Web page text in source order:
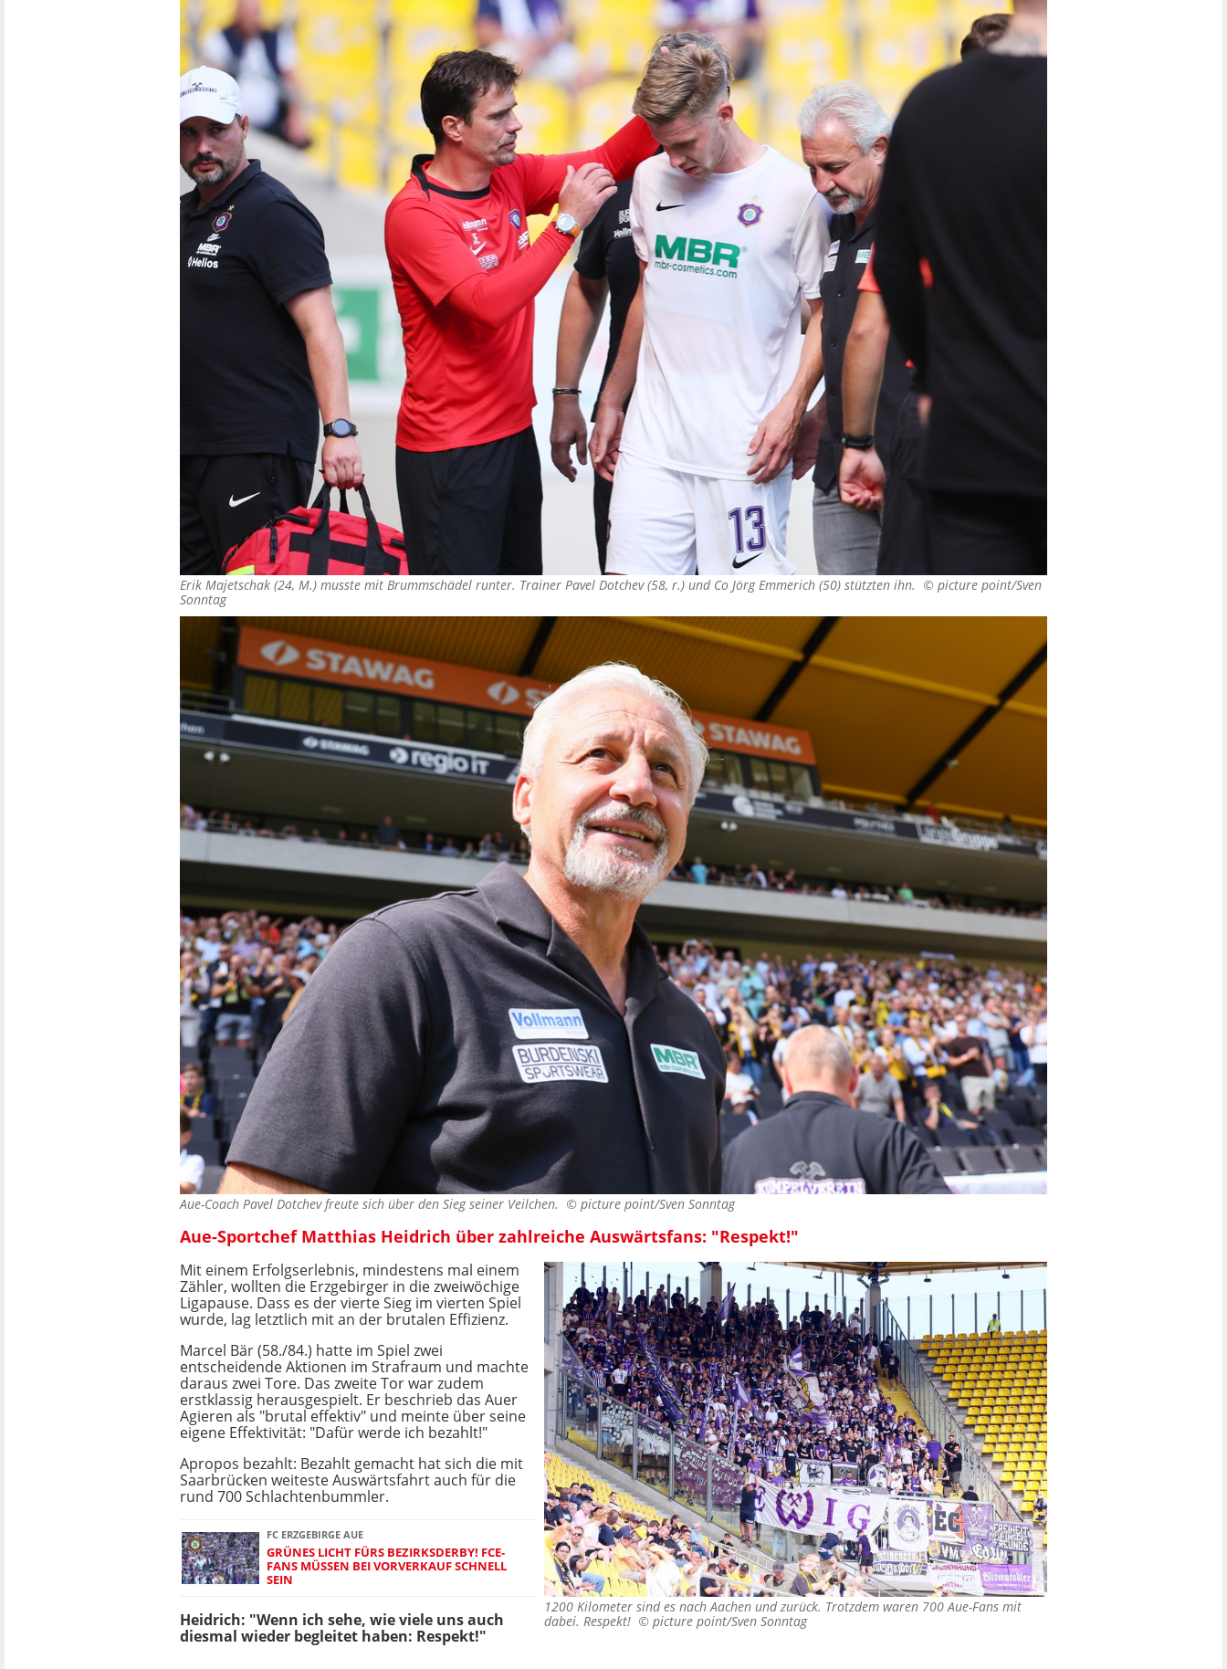
Erik Majetschak (24, M.) musste mit Brummschädel runter. Trainer Pavel Dotchev (58, r.) und Co Jörg Emmerich (50) stützten ihn. © picture point/Sven
Sonntag
Aue-Coach Pavel Dotchev freute sich über den Sieg seiner Veilchen. © picture point/Sven Sonntag
Aue-Sportchef Matthias Heidrich über zahlreiche Auswärtsfans: "Respekt!"
1200 Kilometer sind es nach Aachen und zurück. Trotzdem waren 700 Aue-Fans mit
dabei. Respekt! © picture point/Sven Sonntag
Mit einem Erfolgserlebnis, mindestens mal einem
Zähler, wollten die Erzgebirger in die zweiwöchige
Ligapause. Dass es der vierte Sieg im vierten Spiel
wurde, lag letztlich mit an der brutalen Effizienz.
Marcel Bär (58./84.) hatte im Spiel zwei
entscheidende Aktionen im Strafraum und machte
daraus zwei Tore. Das zweite Tor war zudem
erstklassig herausgespielt. Er beschrieb das Auer
Agieren als "brutal effektiv" und meinte über seine
eigene Effektivität: "Dafür werde ich bezahlt!"
Apropos bezahlt: Bezahlt gemacht hat sich die mit
Saarbrücken weiteste Auswärtsfahrt auch für die
rund 700 Schlachtenbummler.
FC ERZGEBIRGE AUE
GRÜNES LICHT FÜRS BEZIRKSDERBY! FCE-
FANS MÜSSEN BEI VORVERKAUF SCHNELL
SEIN
Heidrich: "Wenn ich sehe, wie viele uns auch
diesmal wieder begleitet haben: Respekt!"